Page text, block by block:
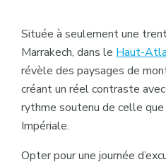
Située à seulement une
Marrakech, dans le Haut-
révèle des paysages de
créant un réel contraste
rythme soutenu de celle que
Impériale.
Opter pour une journée